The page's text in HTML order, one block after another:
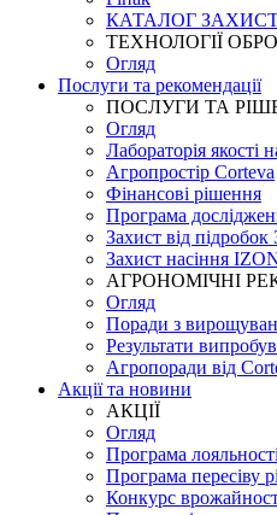
КАТАЛОГ
ТЕХНОЛОГІЇ
Огляд
Послуги та рекомендації
ПОСЛУГИ ТА
Огляд
Лабораторія якості
Агропростір Corteva
Фінансові рішення
Програма
Захист від підробок
Захист насіння
АГРОНОМІЧНІ
Огляд
Поради з
Результати
Агропоради від
Акції та новини
АКЦІЇ
Огляд
Програма лояльності
Програма пересіву
Конкурс